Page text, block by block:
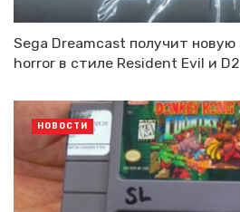
Sega Dreamcast получит
horror в стиле Resident Evil и D2
НОВОСТИ